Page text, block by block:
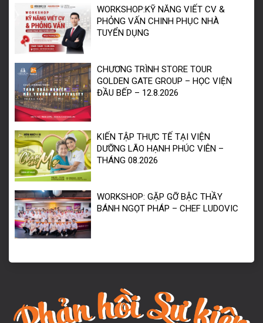
WORKSHOP:KỸ NĂNG VIẾT CV &
PHỎNG VẤN CHINH PHỤC NHÀ
TUYỂN DỤNG
CHƯƠNG TRÌNH STORE TOUR
GOLDEN GATE GROUP – HỌC VIỆN
ĐẦU BẾP – 12.8.2026
KIẾN TẬP THỰC TẾ TẠI VIỆN
DƯỠNG LÃO HẠNH PHÚC VIÊN –
THÁNG 08.2026
WORKSHOP: GẶP GỠ BẬC THẦY
BÁNH NGỌT PHÁP – CHEF LUDOVIC